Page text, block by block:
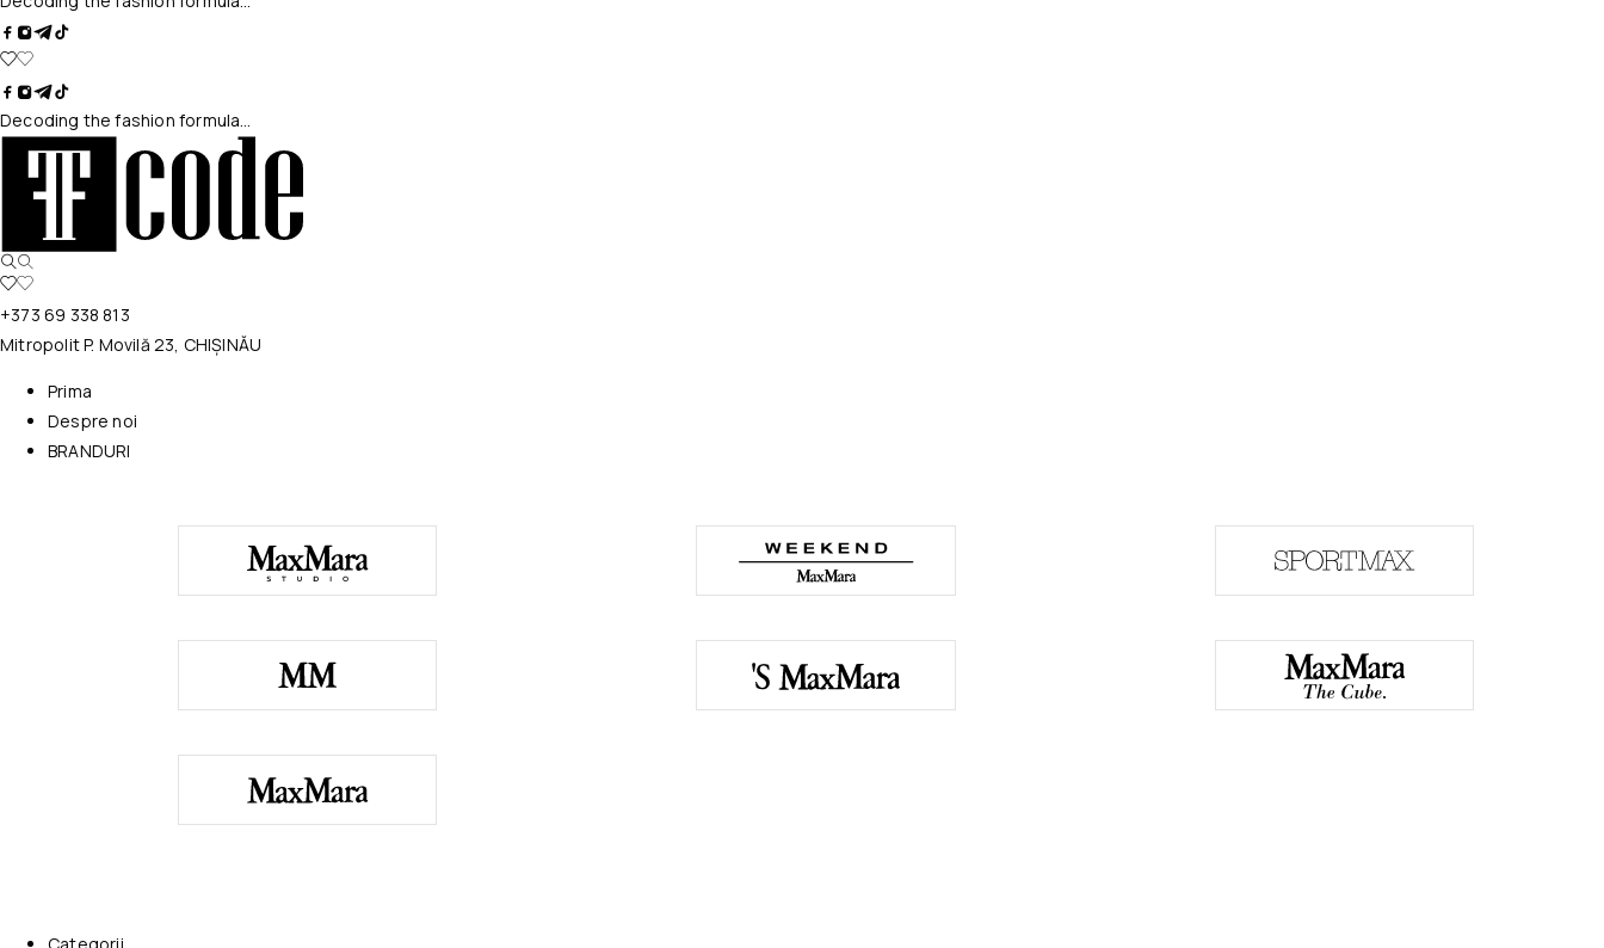
Decoding the fashion formula…
+373 69 338 813
Mitropolit P. Movilă 23, CHIȘINĂU
Prima
Despre noi
BRANDURI